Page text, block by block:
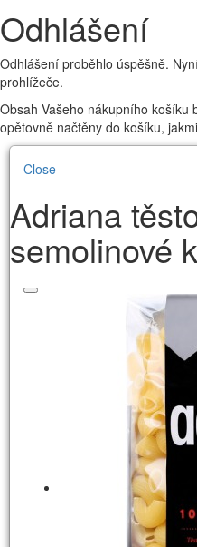
Odhlášení
Odhlášení proběhlo úspěšně.
prohlížeče.
Obsah Vašeho nákupního košíku
opětovně načtěny do košíku,
Close
Adriana
semolinové